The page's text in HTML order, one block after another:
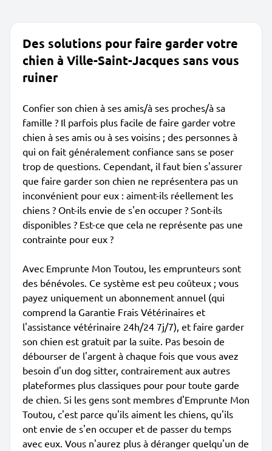
Des solutions pour faire garder votre
chien à Ville-Saint-Jacques sans vous
ruiner
Confier son chien à ses amis/à ses proches/à sa
famille ? Il parfois plus facile de faire garder votre
chien à ses amis ou à ses voisins ; des personnes à
qui on fait généralement confiance sans se poser
trop de questions. Cependant, il faut bien s'assurer
que faire garder son chien ne représentera pas un
inconvénient pour eux : aiment-ils réellement les
chiens ? Ont-ils envie de s'en occuper ? Sont-ils
disponibles ? Est-ce que cela ne représente pas une
contrainte pour eux ?
Avec Emprunte Mon Toutou, les emprunteurs sont
des bénévoles. Ce système est peu coûteux ; vous
payez uniquement un abonnement annuel (qui
comprend la Garantie Frais Vétérinaires et
l'assistance vétérinaire 24h/24 7j/7), et faire garder
son chien est gratuit par la suite. Pas besoin de
débourser de l'argent à chaque fois que vous avez
besoin d'un dog sitter, contrairement aux autres
plateformes plus classiques pour pour toute garde
de chien. Si les gens sont membres d'Emprunte Mon
Toutou, c'est parce qu'ils aiment les chiens, qu'ils
ont envie de s'en occuper et de passer du temps
avec eux. Vous n'aurez plus à déranger quelqu'un de